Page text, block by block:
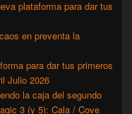
plataforma para dar tus
en preventa la
para dar tus primeros
Julio 2026
la caja del segundo
3 (y 5): Cala / Cove